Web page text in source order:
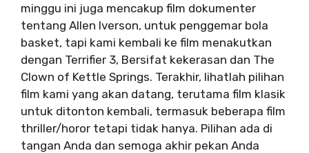
minggu ini juga mencakup film dokumenter
tentang Allen Iverson, untuk penggemar bola
basket, tapi kami kembali ke film menakutkan
dengan Terrifier 3, Bersifat kekerasan dan The
Clown of Kettle Springs. Terakhir, lihatlah pilihan
film kami yang akan datang, terutama film klasik
untuk ditonton kembali, termasuk beberapa film
thriller/horor tetapi tidak hanya. Pilihan ada di
tangan Anda dan semoga akhir pekan Anda